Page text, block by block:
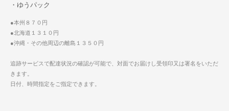
・ゆうパック
●本州８７０円
●北海道１３１０円
●沖縄・その他周辺の離島１３５０円
追跡サービスで配達状況の確認が可能で、対面でお届けし受領印又は署名をいただ
きます。
日付、時間指定をご指定できます。